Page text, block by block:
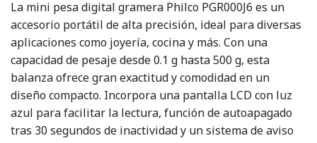
La mini pesa digital gramera Philco PGR000J6 es un
accesorio portátil de alta precisión, ideal para diversas
aplicaciones como joyería, cocina y más. Con una
capacidad de pesaje desde 0.1 g hasta 500 g, esta
balanza ofrece gran exactitud y comodidad en un
diseño compacto. Incorpora una pantalla LCD con luz
azul para facilitar la lectura, función de autoapagado
tras 30 segundos de inactividad y un sistema de aviso